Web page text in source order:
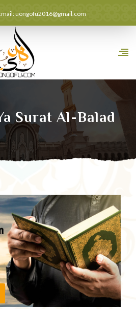
uongofu2016@gmail.com
Surat Al-Balad